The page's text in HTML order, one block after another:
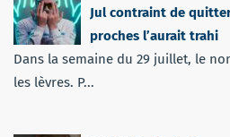
Jul contraint de
proches l’aurait trahi
Dans la semaine du 29 juillet, le
les lèvres. P...